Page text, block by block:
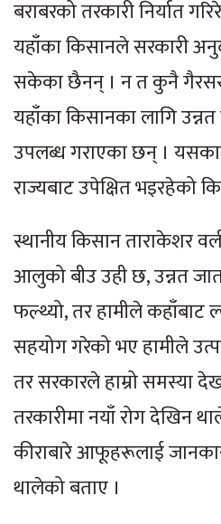
बराबरको तरकारी निर्यात
यहाँका किसानले सरकारी
सकेका छैनन् । न त कुनै
यहाँका किसानका लागि
उपलब्ध गराएका छन् ।
राज्यबाट उपेक्षित भइरहेको
स्थानीय किसान ताराकेशर
आलुको बीउ उही छ, उन्नत
फल्थ्यो, तर हामीले कहाँबाट
सहयोग गरेको भए हामीले
तर सरकारले हाम्रो समस्या
तरकारीमा नयाँ रोग देखिन
कीराबारे आफूहरूलाई
थालेको बताए ।